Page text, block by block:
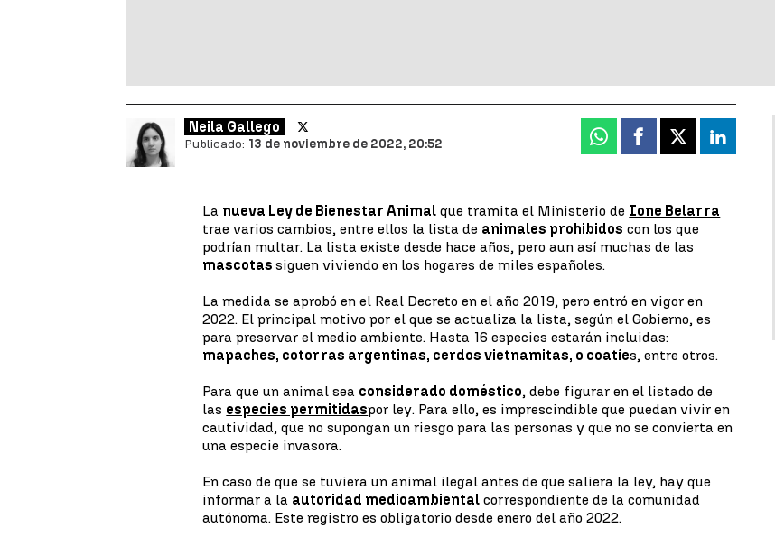
Neila Gallego
Publicado: 13 de noviembre de 2022, 20:52 Whatsapp
Facebook
X Linkedin
La nueva Ley de Bienestar Animal que tramita el Ministerio de Ione Belarra
trae varios cambios, entre ellos la lista de animales prohibidos con los que
podrían multar. La lista existe desde hace años, pero aun así muchas de las
mascotassiguen viviendo en los hogares de miles españoles.
La medida se aprobó en el Real Decreto en el año 2019, pero entró en vigor en
2022. El principal motivo por el que se actualiza la lista, según el Gobierno, es
para preservar el medio ambiente. Hasta 16 especies estarán incluidas:
mapaches, cotorras argentinas, cerdos vietnamitas, o coatíes, entre otros.
Para que un animal sea considerado doméstico, debe figurar en el listado de
las especies permitidaspor ley. Para ello, es imprescindible que puedan vivir en
cautividad, que no supongan un riesgo para las personas y que no se convierta en
una especie invasora.
En caso de que se tuviera un animal ilegal antes de que saliera la ley, hay que
informar a la autoridad medioambiental correspondiente de la comunidad
autónoma. Este registro es obligatorio desde enero del año 2022.